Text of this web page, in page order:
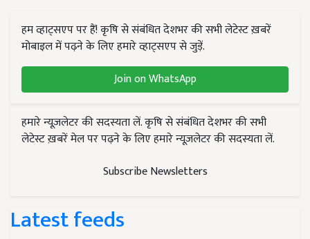
हम व्हाट्सएप पर हैं! कृषि से संबंधित देशभर की सभी लेटेस्ट ख़बरें
मोबाइल में पढ़ने के लिए हमारे व्हाट्सएप से जुड़ें.
Join on WhatsApp
हमारे न्यूज़लेटर की सदस्यता लें. कृषि से संबंधित देशभर की सभी
लेटेस्ट ख़बरें मेल पर पढ़ने के लिए हमारे न्यूज़लेटर की सदस्यता लें.
Subscribe Newsletters
Latest feeds